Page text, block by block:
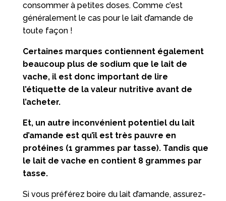
consommer à petites doses. Comme c’est
généralement le cas pour le lait d’amande de
toute façon !
Certaines marques contiennent également
beaucoup plus de sodium que le lait de
vache, il est donc important de lire
l’étiquette de la valeur nutritive avant de
l’acheter.
Et, un autre inconvénient potentiel du lait
d’amande est qu’il est très pauvre en
protéines (1 grammes par tasse). Tandis que
le lait de vache en contient 8 grammes par
tasse.
Si vous préférez boire du lait d’amande, assurez-